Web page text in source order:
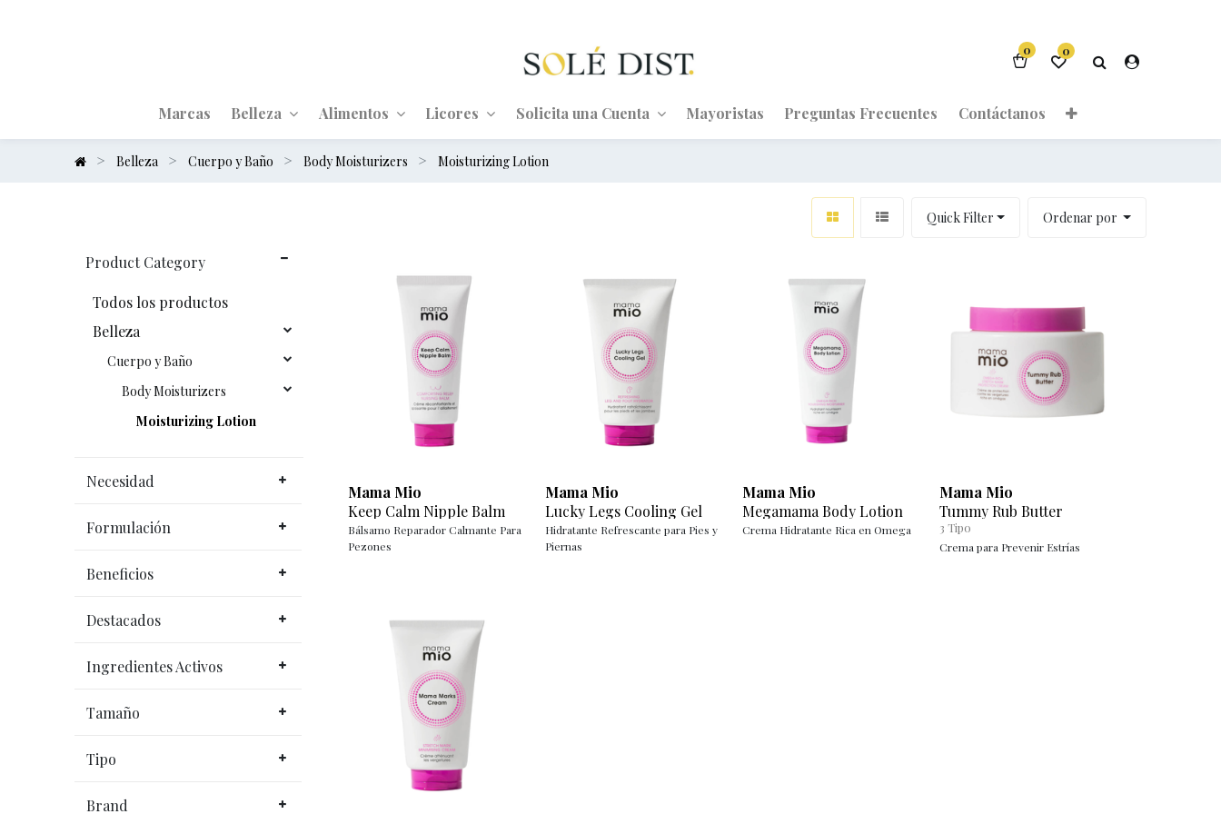
0 0
Marcas Belleza Alimentos Licores Solicita una Cuenta Mayoristas Preguntas Frecuentes Contáctanos
Belleza Cuerpo y Baño Body Moisturizers Moisturizing Lotion
Ordenar por
Quick Filter
Product Category
Todos los productos
Belleza
Cuerpo y Baño
Body Moisturizers
Moisturizing Lotion
Necesidad
Formulación
Beneficios
Destacados
Ingredientes Activos
Tamaño
Tipo
Brand
Mama Mio
Keep Calm Nipple Balm
Bálsamo Reparador Calmante Para
Pezones
Mama Mio
Lucky Legs Cooling Gel
Hidratante Refrescante para Pies y
Piernas
Mama Mio
Megamama Body Lotion
Crema Hidratante Rica en Omega
Mama Mio
Tummy Rub Butter
3 Tipo
Crema para Prevenir Estrías